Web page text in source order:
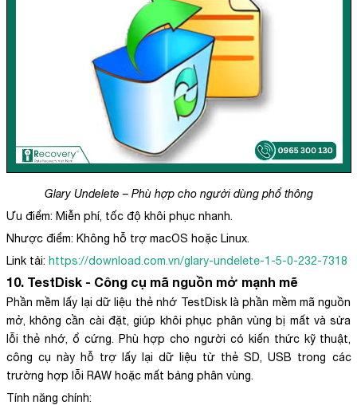
Glary Undelete – Phù hợp cho người dùng phổ thông
Ưu điểm: Miễn phí, tốc độ khôi phục nhanh.
Nhược điểm: Không hỗ trợ macOS hoặc Linux.
Link tải: https://download.com.vn/glary-undelete-1-5-0-232-7318
10. TestDisk - Công cụ mã nguồn mở mạnh mẽ
Phần mềm lấy lại dữ liệu thẻ nhớ TestDisk là phần mềm mã nguồn
mở, không cần cài đặt, giúp khôi phục phân vùng bị mất và sửa
lỗi thẻ nhớ, ổ cứng. Phù hợp cho người có kiến thức kỹ thuật,
công cụ này hỗ trợ lấy lại dữ liệu từ thẻ SD, USB trong các
trường hợp lỗi RAW hoặc mất bảng phân vùng.
Tính năng chính: